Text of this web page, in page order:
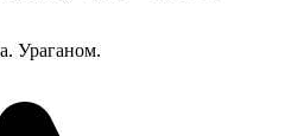
Ураганом.